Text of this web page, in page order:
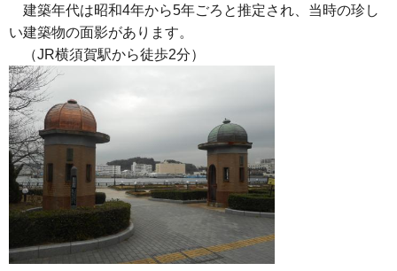
建築年代は昭和4年から5年ごろと推定され、当時の珍し
い建築物の面影があります。
（JR横須賀駅から徒歩2分）